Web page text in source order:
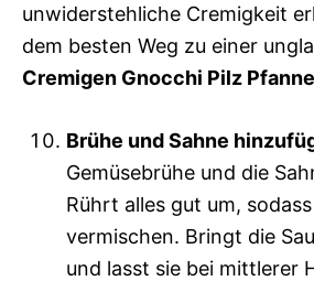
unwiderstehliche Cremigkeit
dem besten Weg zu einer
Cremigen Gnocchi Pilz Pfanne
Brühe und Sahne
Gemüsebrühe und die
Rührt alles gut um,
vermischen. Bringt die
und lasst sie bei mittlerer